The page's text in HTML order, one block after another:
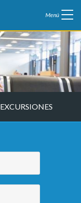
Menú
EXCURSIONES